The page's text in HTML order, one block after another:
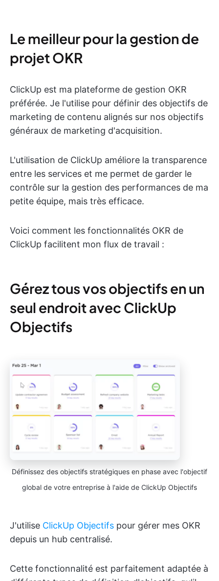
Le meilleur pour la gestion de
projet OKR
ClickUp est ma plateforme de gestion OKR
préférée. Je l'utilise pour définir des objectifs de
marketing de contenu alignés sur nos objectifs
généraux de marketing d'acquisition.
L'utilisation de ClickUp améliore la transparence
entre les services et me permet de garder le
contrôle sur la gestion des performances de ma
petite équipe, mais très efficace.
Voici comment les fonctionnalités OKR de
ClickUp facilitent mon flux de travail :
Gérez tous vos objectifs en un
seul endroit avec ClickUp
Objectifs
Définissez des objectifs stratégiques en phase avec l'objectif
global de votre entreprise à l'aide de ClickUp Objectifs
J'utilise ClickUp Objectifs pour gérer mes OKR
depuis un hub centralisé.
Cette fonctionnalité est parfaitement adaptée à